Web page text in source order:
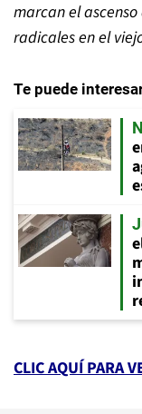
marcan el
radicales en el
Te puede
CLIC AQUÍ PARA